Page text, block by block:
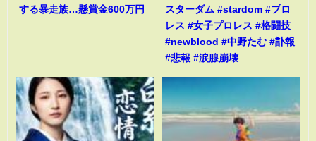
する暴走族…懸賞金600万円
スターダム #stardom #プロ
レス #女子プロレス #格闘技
#newblood #中野たむ #訃報
#悲報 #涙腺崩壊